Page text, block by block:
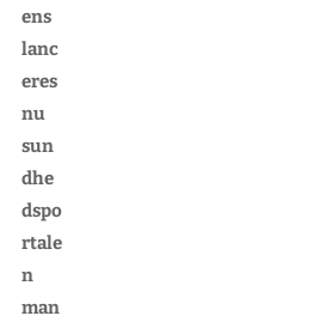
ens
lanc
eres
nu
sun
dhe
dspo
rtale
n
man